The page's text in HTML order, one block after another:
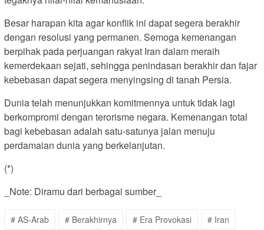
Besar harapan kita agar konflik ini dapat segera berakhir
dengan resolusi yang permanen. Semoga kemenangan
berpihak pada perjuangan rakyat Iran dalam meraih
kemerdekaan sejati, sehingga penindasan berakhir dan fajar
kebebasan dapat segera menyingsing di tanah Persia.
Dunia telah menunjukkan komitmennya untuk tidak lagi
berkompromi dengan terorisme negara. Kemenangan total
bagi kebebasan adalah satu-satunya jalan menuju
perdamaian dunia yang berkelanjutan.
(*)
_Note: Diramu dari berbagai sumber_
# AS-Arab # Berakhirnya # Era Provokasi
# Iran